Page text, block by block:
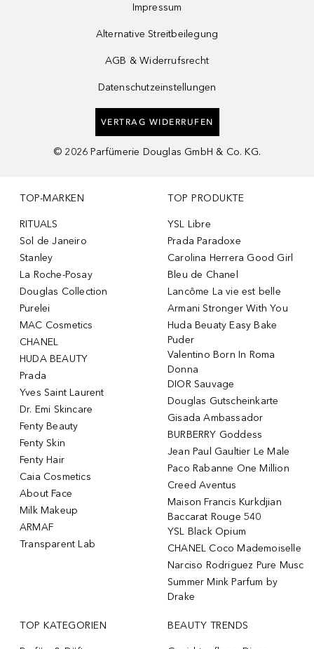
Impressum
Alternative Streitbeilegung
AGB & Widerrufsrecht
Datenschutzeinstellungen
VERTRAG WIDERRUFEN
© 2026 Parfümerie Douglas GmbH & Co. KG.
TOP-MARKEN
RITUALS
Sol de Janeiro
Stanley
La Roche-Posay
Douglas Collection
Purelei
MAC Cosmetics
CHANEL
HUDA BEAUTY
Prada
Yves Saint Laurent
Dr. Emi Skincare
Fenty Beauty
Fenty Skin
Fenty Hair
Caia Cosmetics
About Face
Milk Makeup
ARMAF
Transparent Lab
TOP PRODUKTE
YSL Libre
Prada Paradoxe
Carolina Herrera Good Girl
Bleu de Chanel
Lancôme La vie est belle
Armani Stronger With You
Huda Beuaty Easy Bake
Puder
Valentino Born In Roma
Donna
DIOR Sauvage
Douglas Gutscheinkarte
Gisada Ambassador
BURBERRY Goddess
Jean Paul Gaultier Le Male
Paco Rabanne One Million
Creed Aventus
Maison Francis Kurkdjian
Baccarat Rouge 540
YSL Black Opium
CHANEL Coco Mademoiselle
Narciso Rodriguez Pure Musc
Summer Mink Parfum by
Drake
TOP KATEGORIEN BEAUTY TRENDS